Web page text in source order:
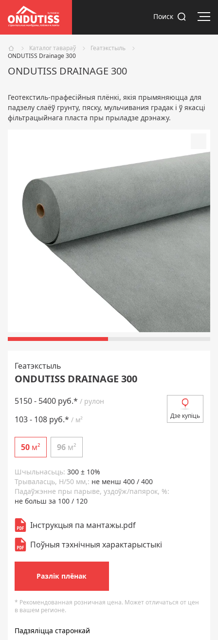
Поиск
Каталог тавараў
Геатэкстыль
ONDUTISS Drainage 300
ONDUTISS DRAINAGE 300
Геотекстиль-прафесійныя плёнкі, якія прымяняюцца для
падзелу слаёў грунту, пяску, мульчивания градак і ў якасці
фільтрацыйнага пласта пры прыладзе дрэнажу.
Геатэкстыль
ONDUTISS DRAINAGE 300
5150 - 5400 руб.* / рулон
103 - 108 руб.* / м² Дзе купіць
50м² 96м²
Шчыльнасьць: 300 ± 10%
Трываласць, H/50 мм,: не менш 400 / 400
Падаўжэнне пры парыве, уздоўж/папярок, %:
не больш за 100 / 120
Інструкцыя па мантажы.pdf
Поўныя тэхнічныя характарыстыкі
Разлік плёнак
* Рекомендованная розничная цена. Может отличаться от цен
в вашем регионе.
Падзяліцца старонкай